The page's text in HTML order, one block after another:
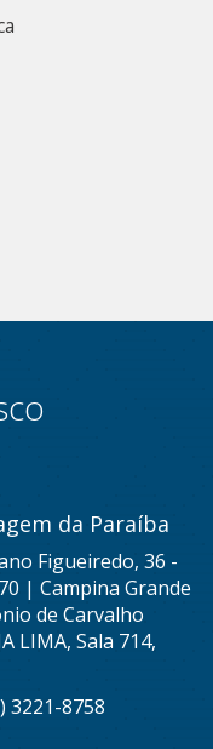
da Paraíba
Figueiredo, 36 -
| Campina Grande
de Carvalho
LIMA, Sala 714,
3221-8758